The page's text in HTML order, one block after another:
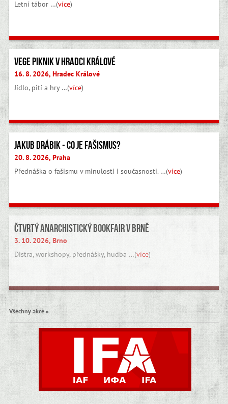
Letní tábor …(více)
Vege piknik v Hradci Králové
16. 8. 2026, Hradec Králové
Jídlo, pití a hry …(více)
Jakub Drábik - Co je fašismus?
20. 8. 2026, Praha
Přednáška o fašismu v minulosti i současnosti. …(více)
Čtvrtý anarchistický bookfair v Brně
3. 10. 2026, Brno
Distra, workshopy, přednášky, hudba …(více)
Všechny akce »